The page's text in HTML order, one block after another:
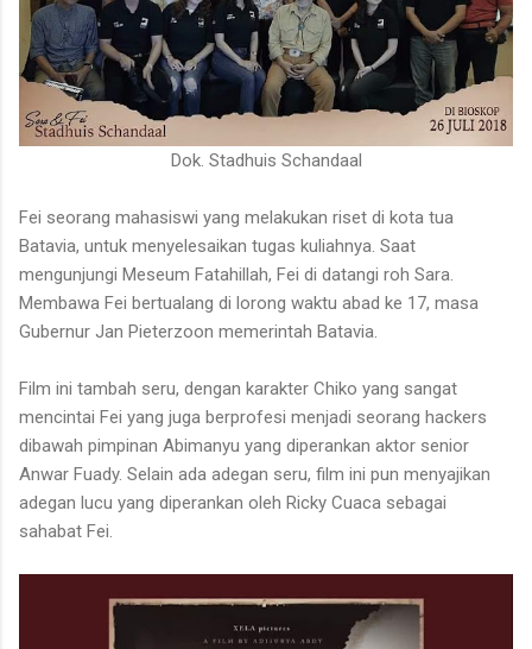
Dok. Stadhuis Schandaal
Fei seorang mahasiswi yang melakukan riset di kota tua
Batavia, untuk menyelesaikan tugas kuliahnya. Saat
mengunjungi Meseum Fatahillah, Fei di datangi roh Sara.
Membawa Fei bertualang di lorong waktu abad ke 17, masa
Gubernur Jan Pieterzoon memerintah Batavia.
Film ini tambah seru, dengan karakter Chiko yang sangat
mencintai Fei yang juga berprofesi menjadi seorang hackers
dibawah pimpinan Abimanyu yang diperankan aktor senior
Anwar Fuady. Selain ada adegan seru, film ini pun menyajikan
adegan lucu yang diperankan oleh Ricky Cuaca sebagai
sahabat Fei.